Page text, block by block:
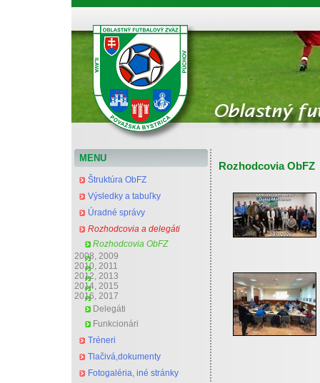
MENU
Štruktúra ObFZ
Výsledky a tabuľky
Úradné správy
Rozhodcovia a delegáti
Rozhodcovia ObFZ
2008, 2009
2010, 2011
2012, 2013
2014, 2015
2016, 2017
Delegáti
Funkcionári
Tréneri
Tlačivá,dokumenty
Fotogaléria, iné stránky
Rozhodcovia ObFZ